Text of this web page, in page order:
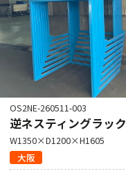
OS2NE-260511-003
逆ネスティングラック
W1350×D1200×H1605
大阪